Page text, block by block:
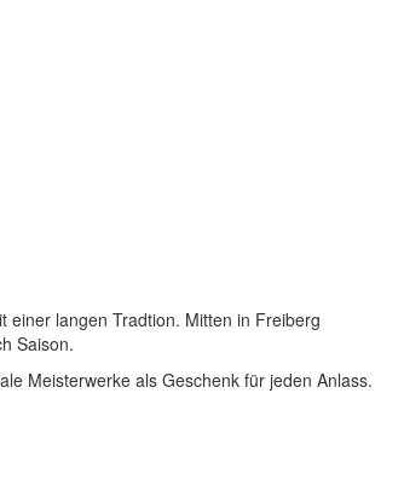
einer langen Tradtion. Mitten in Freiberg
Saison.
Meisterwerke als Geschenk für jeden Anlass.